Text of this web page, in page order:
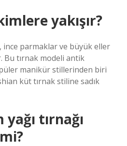
yakışır?
ince parmaklar ve büyük eller
Bu tırnak modeli antik
manikür stillerinden biri
küt tırnak stiline sadık
tırnağı